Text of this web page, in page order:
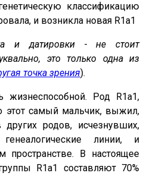
классификацию
и возникла новая R1a1
и датировки - не стоит
это только одна из
точка зрения).
жизнеспособной. Род R1a1,
этот самый мальчик, выжил,
родов, исчезнувших,
линии, и
пространстве. В настоящее
R1a1 составляют 70%